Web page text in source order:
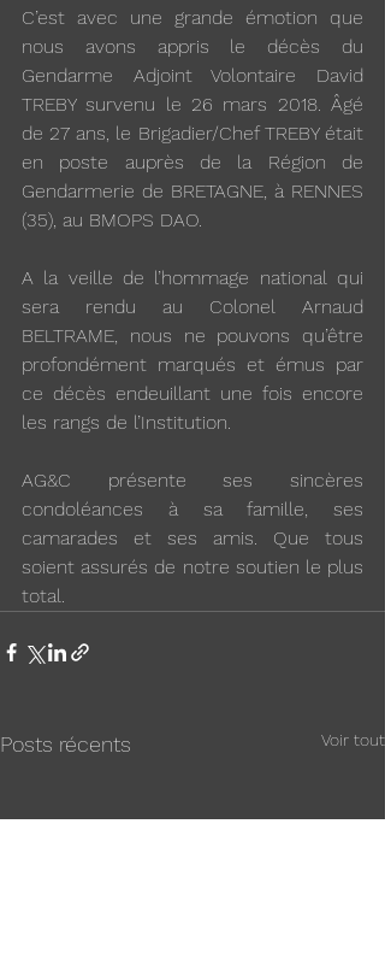
C’est avec une grande émotion que
nous avons appris le décès du
Gendarme Adjoint Volontaire David
TREBY survenu le 26 mars 2018. Âgé
de 27 ans, le Brigadier/Chef TREBY était
en poste auprès de la Région de
Gendarmerie de BRETAGNE, à RENNES
(35), au BMOPS DAO.
A la veille de l’hommage national qui
sera rendu au Colonel Arnaud
BELTRAME, nous ne pouvons qu’être
profondément marqués et émus par
ce décès endeuillant une fois encore
les rangs de l’Institution.
AG&C présente ses sincères
condoléances à sa famille, ses
camarades et ses amis. Que tous
soient assurés de notre soutien le plus
total.
Posts récents Voir tout